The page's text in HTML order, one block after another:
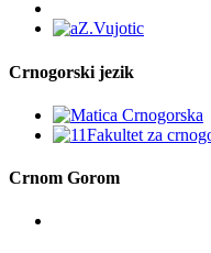
Crnogorski jezik
Crnom Gorom